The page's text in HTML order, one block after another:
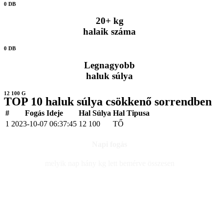
0 DB
20+ kg
halaik száma
0 DB
Legnagyobb
haluk súlya
12 100 G
TOP 10 haluk súlya csökkenő sorrendben
# Fogás Ideje Hal Súlya Hal Tipusa
1 2023-10-07 06:37:45 12 100 TŐ